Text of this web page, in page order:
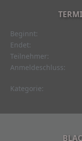
Beginnt
Endet
Teilnehmer
Anmeldeschluss
Kategorie